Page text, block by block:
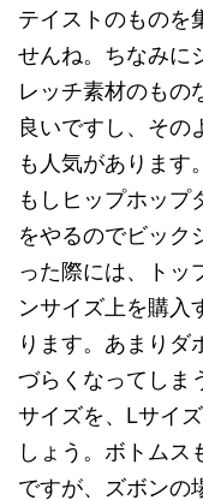
テイストのものを
せんね。ちなみに
レッチ素材のもの
良いですし、その
も人気があります。
もしヒップホップ
をやるのでビック
った際には、トッ
ンサイズ上を購入
ります。あまりダ
づらくなってしま
サイズを、Lサイ
しょう。ボトムス
ですが、ズボンの